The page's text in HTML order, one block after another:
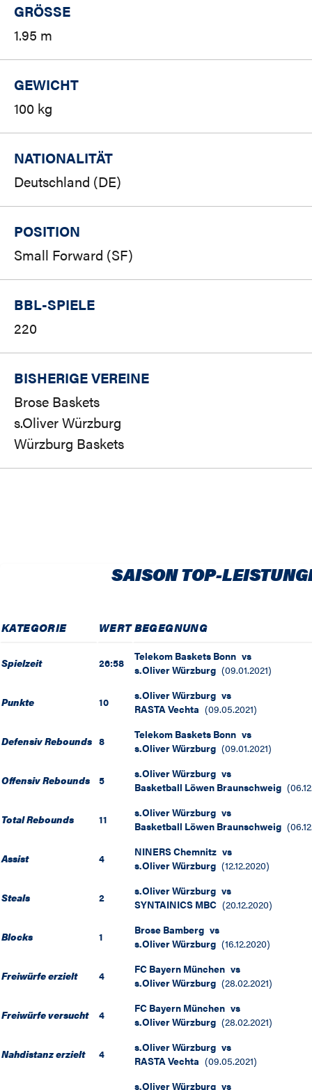
GRÖSSE
1.95 m
GEWICHT
100 kg
NATIONALITÄT
Deutschland (DE)
POSITION
Small Forward (SF)
BBL-SPIELE
220
BISHERIGE VEREINE
Brose Baskets
s.Oliver Würzburg
Würzburg Baskets
SAISON TOP-
KATEGORIE WERTBEGEGNUNG
Spielzeit 26:58 Telekom Baskets Bonn vs
s.Oliver Würzburg (09.01.2021)
Punkte 10 s.Oliver Würzburg vs
RASTA Vechta (09.05.2021)
Defensiv Rebounds 8 Telekom Baskets Bonn vs
s.Oliver Würzburg (09.01.2021)
Offensiv Rebounds 5 s.Oliver Würzburg vs
Basketball Löwen Braunschweig (
Total Rebounds 11 s.Oliver Würzburg vs
Basketball Löwen Braunschweig (
Assist 4 NINERS Chemnitz vs
s.Oliver Würzburg (12.12.2020)
Steals 2 s.Oliver Würzburg vs
SYNTAINICS MBC (20.12.2020)
Blocks 1 Brose Bamberg vs
s.Oliver Würzburg (16.12.2020)
Freiwürfe erzielt 4 FC Bayern München vs
s.Oliver Würzburg (28.02.2021)
Freiwürfe versucht 4 FC Bayern München vs
s.Oliver Würzburg (28.02.2021)
Nahdistanz erzielt 4 s.Oliver Würzburg vs
RASTA Vechta (09.05.2021)
s.Oliver Würzburg vs